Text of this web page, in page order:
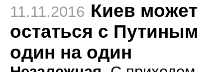
11.11.2016 Киев может
остаться с Путиным
один на один